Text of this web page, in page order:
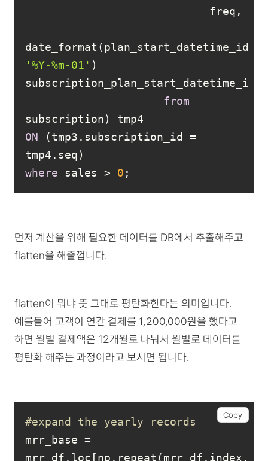
'%Y-%m-01' )
from
ON (tmp3.subscription_id =
where sales > 0 ;
먼저 계산을 위해 필요한 데이터를 DB에서 추출해주고
flatten을 해줄껍니다.
flatten이 뭐냐 뜻 그대로 평탄화한다는 의미입니다.
예를들어 고객이 연간 결제를 1,200,000원을 했다고
하면 월별 결제액은 12개월로 나눠서 월별로 데이터를
평탄화 해주는 과정이라고 보시면 됩니다.
#expand the yearly records
mrr_base =
mrr_df.loc[np.repeat(mrr_df.index,
Copy